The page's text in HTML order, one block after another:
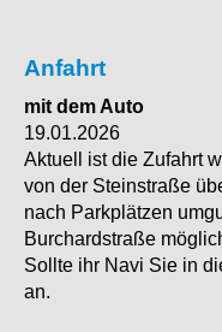
Anfahrt
mit dem Auto
19.01.2026
Aktuell ist die Zufahrt
von der Steinstraße
nach Parkplätzen
Burchardstraße
Sollte ihr Navi Sie in
an.